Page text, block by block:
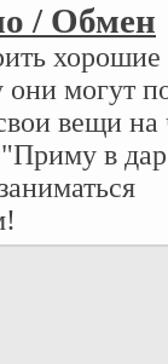
/ Обмен
могут
вещи на
в